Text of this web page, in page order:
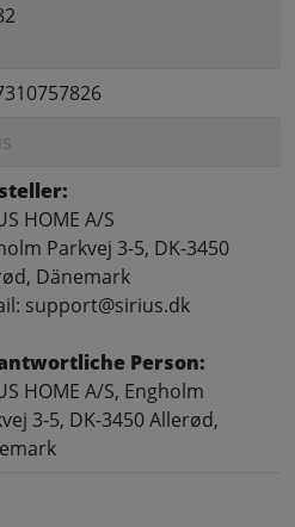
HOME A/S
Parkvej 3-5, DK-3450
Dänemark
support@sirius.dk
Person:
HOME A/S, Engholm
3-5, DK-3450 Allerød,